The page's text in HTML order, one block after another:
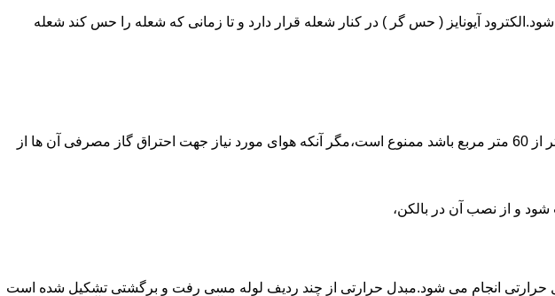
آیونایز ( حس گر ) در کنار شعله قرار دارد و تا زمانی که شعله را حس کند شعله
نصب وسایل گاز سوز پر مصرف مانند آبگرمکن در واحدهای مسکونی و غیر مسکونی که مسحت آن ها کمتر از 60 متر مربع باشد ممنوع است،مگر آنکه هوای مورد نیاز جهت احتراق گاز مصرفی آن ها از
و از نصب آن در بالکن،
انجام می شود.مبدل حرارتی از چند ردیف لوله مسی رفت و برگشتی تشکیل شده است